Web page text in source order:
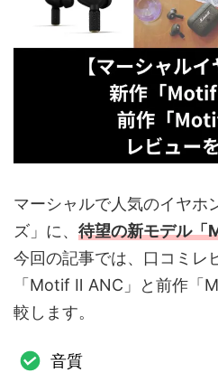
マーシャルで人気のイヤ
ズ」に、 待望の新モデル「
今回の記事では、口コミレ
「Motif Ⅱ ANC」と前作「
較します。
音質